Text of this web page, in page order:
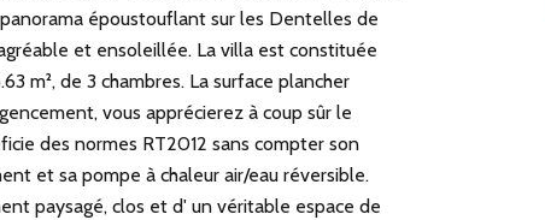
époustouflant sur les Dentelles de
et ensoleillée. La villa est constituée
m², de 3 chambres. La surface plancher
vous apprécierez à coup sûr le
des normes RT2012 sans compter son
et sa pompe à chaleur air/eau réversible.
paysagé, clos et d' un véritable espace de